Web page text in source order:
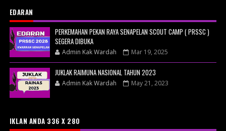
EDARAN
PERKEMAHAN PEKAN RAYA SENAPELAN SCOUT CAMP ( PRSSC )
SEGERA DIBUKA
Admin Kak Wardah Mar 19, 2025
JUKLAK RAIMUNA NASIONAL TAHUN 2023
Admin Kak Wardah May 21, 2023
IKLAN ANDA 336 X 280